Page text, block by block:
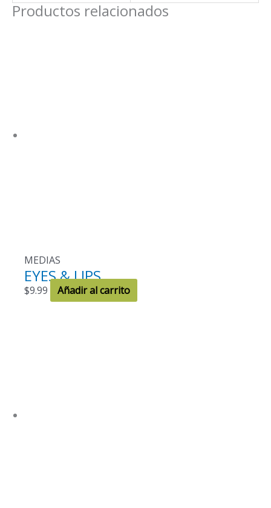
Productos relacionados
MEDIAS
EYES & LIPS
$9.99 Añadir al carrito